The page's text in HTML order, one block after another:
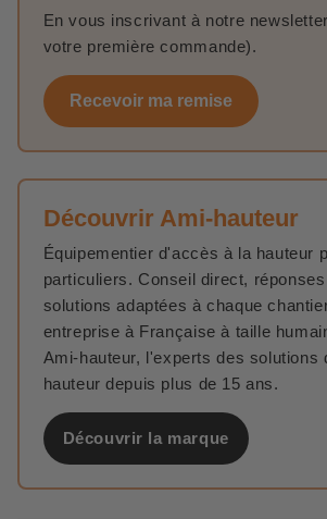
En vous inscrivant à notre
votre première commande).
Recevoir ma remise
Découvrir Ami-hauteur
Équipementier d'accès à la hauteur
particuliers. Conseil direct,
solutions adaptées à chaque
entreprise à Française à taille
Ami-hauteur, l'experts des solutions
hauteur depuis plus de 15 ans.
Découvrir la marque